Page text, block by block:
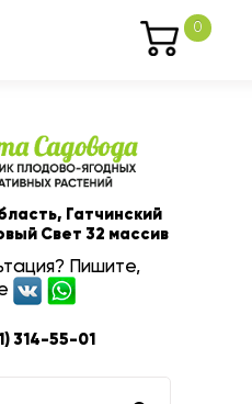
0
Гатчинский
Свет 32 массив
Пишите,
314-55-01